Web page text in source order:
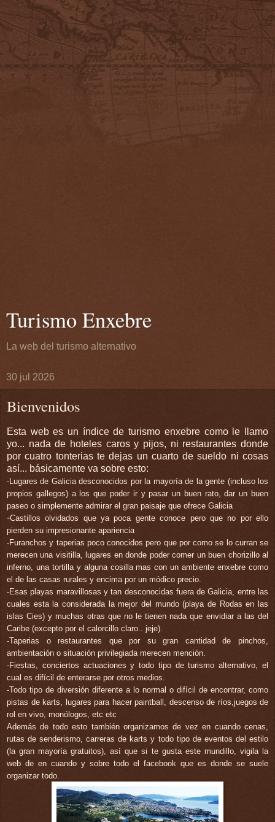
Turismo Enxebre
La web del turismo alternativo
30 jul 2026
Bienvenidos
Esta web es un índice de turismo enxebre como le llamo
yo... nada de hoteles caros y pijos, ni restaurantes donde
por cuatro tonterias te dejas un cuarto de sueldo ni cosas
así... básicamente va sobre esto:
-Lugares de Galicia desconocidos por la mayoría de la gente (incluso los
propios gallegos) a los que poder ir y pasar un buen rato, dar un buen
paseo o simplemente admirar el gran paisaje que ofrece Galicia
-Castillos olvidados que ya poca gente conoce pero que no por ello
pierden su impresionante apariencia
-Furanchos y taperias poco conocidos pero que por como se lo curranse
merecen una visitilla, lugares en donde poder comer un buen chorizilloal
inferno , una tortilla y alguna cosillamas con un ambienteenxebre como
el de las casas rurales y encima por un módico precio.
-Esas playas maravillosas y tan desconocidas fuera deGalicia , entre las
cuales esta la considerada la mejor del mundo (playa de Rodas en las
islasCies) y muchas otras que no le tienen nada que envidiar a las del
Caribe (excepto por el calorcillo claro.. jeje).
-Taperias o restaurantes que por su gran cantidad de pinchos,
ambientación o situación privilegiada merecen mención.
-Fiestas, conciertos actuaciones y todo tipo de turismo alternativo, el
cual es difícil de enterarse por otros medios.
-Todo tipo de diversión diferente a lo normal o difícil de encontrar, como
pistas de karts , lugares para hacer paintball , descenso de ríos ,juegos de
rol en vivo, monólogos , etc etc
Además de todo esto también organizamos de vez en cuando cenas,
rutas de senderismo, carreras de karts y todo tipo de eventos del estilo
(la gran mayoría gratuitos), así que si te gusta este mundillo, vigila la
web de en cuando y sobre todo el facebook que es donde se suele
organizar todo.